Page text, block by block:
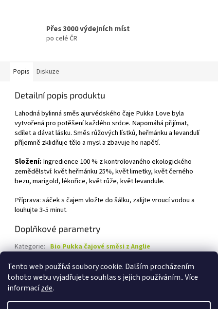
Tento web používá soubory cookie. Dalším procházením
tohoto webu vyjadřujete souhlas s jejich používáním.. Více
informacízde.
Přes 3000 výdejních míst
po celé ČR
Popis Diskuze
Detailní popis produktu
Lahodná bylinná směs ajurvédského čaje Pukka Love byla
vytvořená pro potěšení každého srdce. Napomáhá přijímat,
sdílet a dávat lásku. Směs růžových lístků, heřmánku a levandulí
příjemně zklidňuje tělo a mysl a zbavuje ho napětí.
Složení:Ingredience 100 % z kontrolovaného ekologického
zemědělství: květ heřmánku 25%, květ limetky, květ černého
bezu, marigold, lékořice, květ růže, květ levandule.
Příprava: sáček s čajem vložte do šálku, zalijte vroucí vodou a
louhujte 3-5 minut.
Doplňkové parametry
Kategorie: Bio Pukka čajové směsi z Anglie